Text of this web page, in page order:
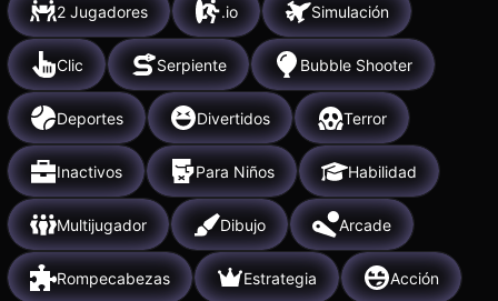
2 Jugadores .io Simulación
Clic Serpiente Bubble Shooter
Deportes Divertidos Terror
Inactivos Para Niños Habilidad
Multijugador Dibujo Arcade
Rompecabezas Estrategia Acción